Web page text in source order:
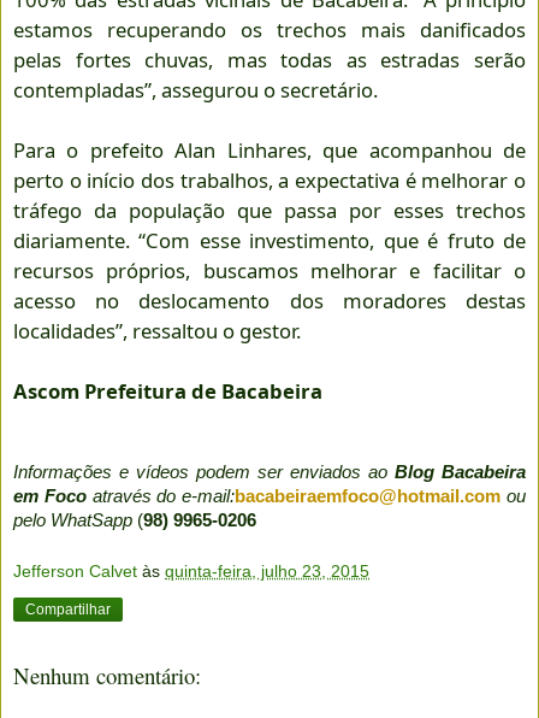
estamos recuperando os trechos mais danificados
pelas fortes chuvas, mas todas as estradas serão
contempladas”, assegurou o secretário.
Para o prefeito Alan Linhares, que acompanhou de
perto o início dos trabalhos, a expectativa é melhorar o
tráfego da população que passa por esses trechos
diariamente. “Com esse investimento, que é fruto de
recursos próprios, buscamos melhorar e facilitar o
acesso no deslocamento dos moradores destas
localidades”, ressaltou o gestor.
Ascom Prefeitura de Bacabeira
Informações e vídeos podem ser enviados ao Blog Bacabeira
em Focoatravés do e-mail:bacabeiraemfoco@hotmail.com ou
pelo WhatSapp (98) 9965-0206
Jefferson Calvet às quinta-feira, julho 23, 2015
Compartilhar
Nenhum comentário: